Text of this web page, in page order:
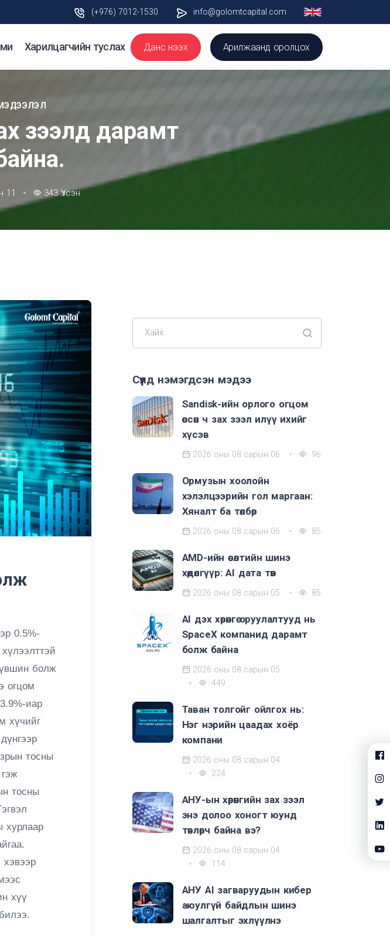
(+976) 7012-1530 info@golomtcapital.com
Харилцагчийн туслах Данс нээх Арилжаанд оролцох
зээлд дарамт
11 343Үзсэн
0.5%-
болж
огцом
иар
хүчийг
тосны
тосны
хурлаар
хүү
Хайх
Сүүлд нэмэгдсэн мэдээ
Sandisk-ийн орлого огцом
өссөн ч зах зээл илүү ихийг
хүсэв
2026 оны 08 сарын 06 96
Ормузын хоолойн
хэлэлцээрийн гол маргаан:
Хяналт ба төлбөр
2026 оны 08 сарын 06 85
AMD-ийн өсөлтийн шинэ
хөдөлгүүр: AI дата төв
2026 оны 08 сарын 05 85
AI дэх хөрөнгө оруулалтууд нь
SpaceX компанид дарамт
болж байна
2026 оны 08 сарын 05
449
Таван толгойг ойлгох нь:
Нэг нэрийн цаадах хоёр
компани
2026 оны 08 сарын 04
224
АНУ-ын хөрөнгийн зах зээл
энэ долоо хоногт юунд
төвлөрч байна вэ?
2026 оны 08 сарын 04
114
АНУ AI загваруудын кибер
аюулгүй байдлын шинэ
шалгалтыг эхлүүлнэ